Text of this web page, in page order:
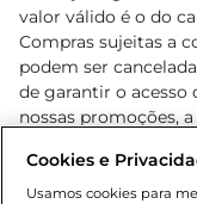
valor válido é o do
Compras sujeitas a
podem ser
de garantir o
nossas promoções,
cliente. Os preços,
o e-commerce e
Cookies e
Usamos cookies para